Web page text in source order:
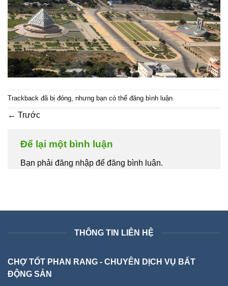
Trackback đã bị đóng, nhưng bạn có thể đăng bình luận.
← Trước
Để lại một bình luận
Bạn phải đăng nhập để đăng bình luận.
THÔNG TIN LIÊN HỆ
CHỢ TỐT PHAN RANG - CHUYÊN DỊCH VỤ BẤT
ĐỘNG SẢN